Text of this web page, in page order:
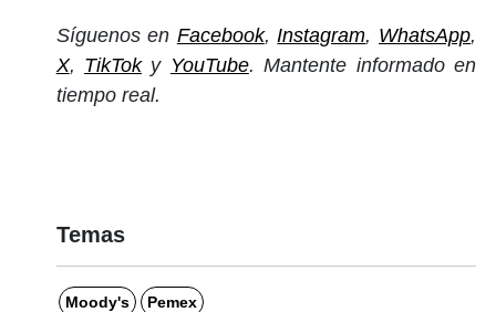
Síguenos en Facebook, Instagram, WhatsApp,
X, TikToky YouTube. Mantente informado en
tiempo real.
Temas
Moody's Pemex